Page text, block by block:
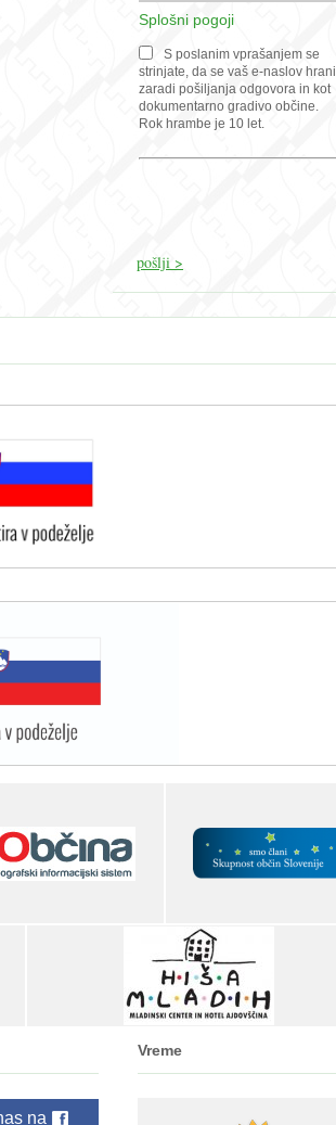
Splošni pogoji
S poslanim vprašanjem se
strinjate, da se vaš e-naslov hrani
zaradi pošiljanja odgovora in kot
dokumentarno gradivo občine.
Rok hrambe je 10 let.
na
Vreme